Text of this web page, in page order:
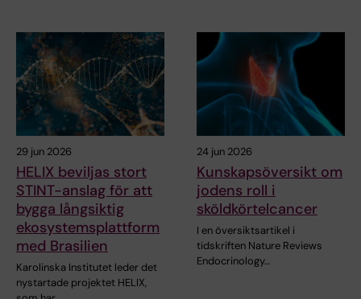
29 jun 2026
HELIX beviljas stort
STINT-anslag för att
bygga långsiktig
ekosystemsplattform
med Brasilien
Karolinska Institutet leder det
nystartade projektet HELIX,
24 jun 2026
Kunskapsöversikt om
jodens roll i
sköldkörtelcancer
I en översiktsartikel i
tidskriften Nature Reviews
Endocrinology…